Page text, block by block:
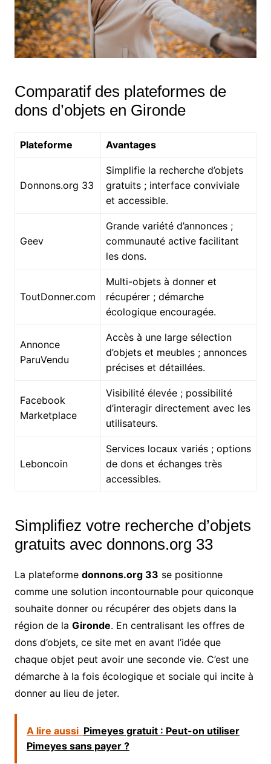
Comparatif des plateformes de
dons d’objets en Gironde
Plateforme Avantages
Donnons.org 33
Simplifie la recherche d’objets
gratuits ; interface conviviale
et accessible.
Geev
Grande variété d’annonces ;
communauté active facilitant
les dons.
ToutDonner.com
Multi-objets à donner et
récupérer ; démarche
écologique encouragée.
Annonce
ParuVendu
Accès à une large sélection
d’objets et meubles ; annonces
précises et détaillées.
Facebook
Marketplace
Visibilité élevée ; possibilité
d’interagir directement avec les
utilisateurs.
Leboncoin
Services locaux variés ; options
de dons et échanges très
accessibles.
Simplifiez votre recherche d’objets
gratuits avec donnons.org 33
La plateforme donnons.org 33 se positionne
comme une solution incontournable pour quiconque
souhaite donner ou récupérer des objets dans la
région de la Gironde. En centralisant les offres de
dons d’objets, ce site met en avant l’idée que
chaque objet peut avoir une seconde vie. C’est une
démarche à la fois écologique et sociale qui incite à
donner au lieu de jeter.
A lire aussi Pimeyes gratuit : Peut-on utiliser
Pimeyes sans payer ?